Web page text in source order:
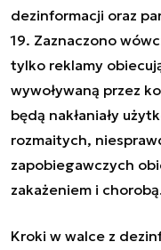
dezinformacji oraz
19. Zaznaczono
tylko reklamy
wywoływaną przez
będą nakłaniały
rozmaitych,
zapobiegawczych
zakażeniem i
Kroki w walce z